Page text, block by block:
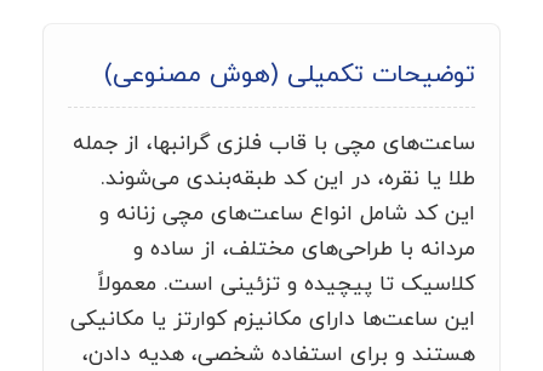
توضیحات تکمیلی (هوش مصنوعی)
ساعت‌های مچی با قاب فلزی گرانبها، از جمله
طلا یا نقره، در این کد طبقه‌بندی می‌شوند.
این کد شامل انواع ساعت‌های مچی زنانه و
مردانه با طراحی‌های مختلف، از ساده و
کلاسیک تا پیچیده و تزئینی است. معمولاً
این ساعت‌ها دارای مکانیزم کوارتز یا مکانیکی
هستند و برای استفاده شخصی، هدیه دادن،